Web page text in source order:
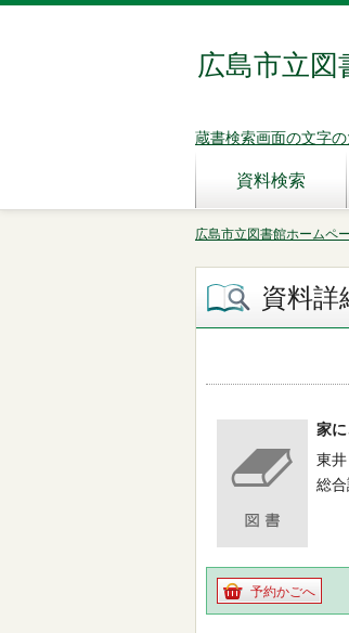
広島市立図
蔵書検索画面の文字
資料検索
広島市立図書館ホームペ
資料詳
家
東
総
予約かごへ